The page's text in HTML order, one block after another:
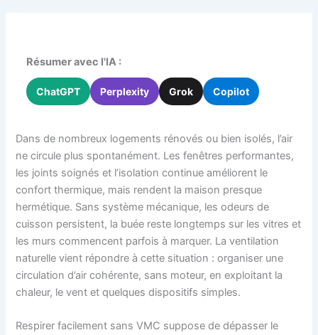
Résumer avec l'IA :
ChatGPT Perplexity Grok Copilot
Dans de nombreux logements rénovés ou bien isolés, l’air
ne circule plus spontanément. Les fenêtres performantes,
les joints soignés et l’isolation continue améliorent le
confort thermique, mais rendent la maison presque
hermétique. Sans système mécanique, les odeurs de
cuisson persistent, la buée reste longtemps sur les vitres et
les murs commencent parfois à marquer. La ventilation
naturelle vient répondre à cette situation : organiser une
circulation d’air cohérente, sans moteur, en exploitant la
chaleur, le vent et quelques dispositifs simples.
Respirer facilement sans VMC suppose de dépasser le